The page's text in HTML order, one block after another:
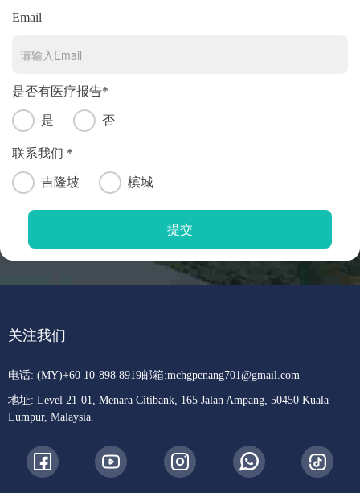
Email
是否有医疗报告*
是 否
联系我们 *
吉隆坡 槟城
关注我们
电话: (MY)+60 10-898 8919邮箱:mchgpenang701@gmail.com
地址: Level 21-01, Menara Citibank, 165 Jalan Ampang, 50450 Kuala
Lumpur, Malaysia.